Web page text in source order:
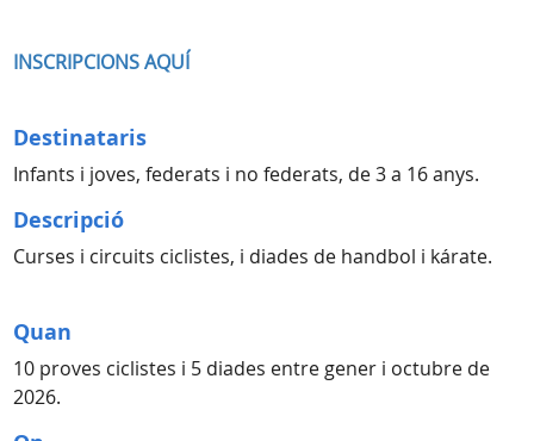
INSCRIPCIONS AQUÍ
Destinataris
Infants i joves, federats i no federats, de 3 a 16 anys.
Descripció
Curses i circuits ciclistes, i diades de handbol i kárate.
Quan
10 proves ciclistes i 5 diades entre gener i octubre de
2026.